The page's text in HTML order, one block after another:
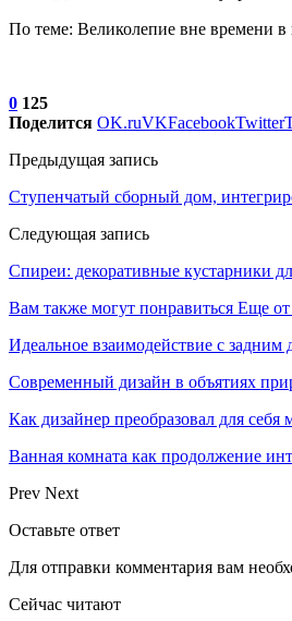
По теме: Великолепие вне времени
0 125
Поделится OK.ruVKFacebookTwitter
Предыдущая запись
Ступенчатый сборный дом,
Следующая запись
Спиреи: декоративные кустарники
Вам также могут понравиться Еще от
Идеальное взаимодействие с
Современный дизайн в объятиях
Как дизайнер преобразовал для
Ванная комната как продолжение
Prev Next
Оставьте ответ
Для отправки комментария вам
Сейчас читают